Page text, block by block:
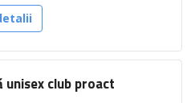
unisex club proact